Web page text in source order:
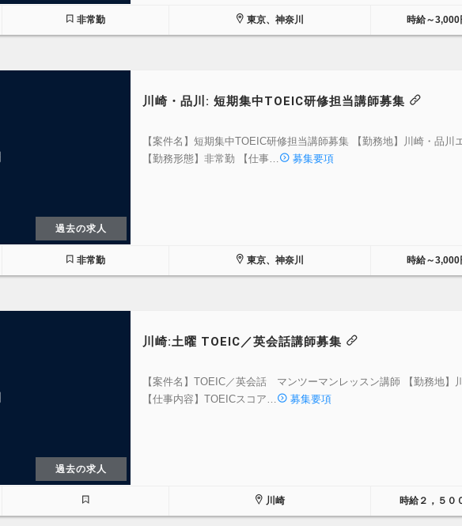
非常勤 東京、神奈川 時給～3,000
過去の求人
川崎・品川: 短期集中TOEIC研修担当講師募集
【案件名】短期集中TOEIC研修担当講師募集 【勤務地】川崎・品川
【勤務形態】非常勤 【仕事…
募集要項
非常勤 東京、神奈川 時給～3,000
過去の求人
川崎:土曜 TOEIC／英会話講師募集
【案件名】TOEIC／英会話 マンツーマンレッスン講師 【勤務地】
【仕事内容】TOEICスコア…
募集要項
川崎 時給２，５０